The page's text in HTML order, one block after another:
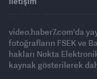
video.haber7.com'da
fotoğrafların FSEK ve
hakları Nokta
kaynak gösterilerek